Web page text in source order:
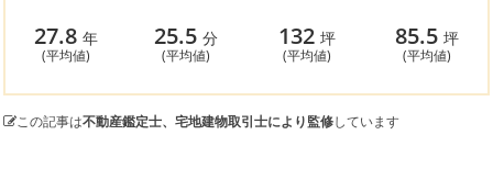
27.8 年
(平均値)
25.5分
(平均値)
132 坪
(平均値)
85.5坪
(平均値)
この記事は不動産鑑定士、宅地建物取引士により監修しています